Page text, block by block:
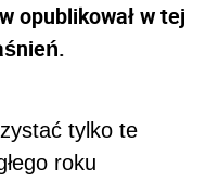
opublikował w tej
tylko te
roku